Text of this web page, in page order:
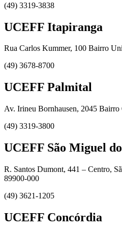
(49) 3319-3838
UCEFF Itapiranga
Rua Carlos Kummer, 100 Bairro
(49) 3678-8700
UCEFF Palmital
Av. Irineu Bornhausen, 2045 Bairro
(49) 3319-3800
UCEFF São Miguel
R. Santos Dumont, 441 – Centro,
89900-000
(49) 3621-1205
UCEFF Concórdia